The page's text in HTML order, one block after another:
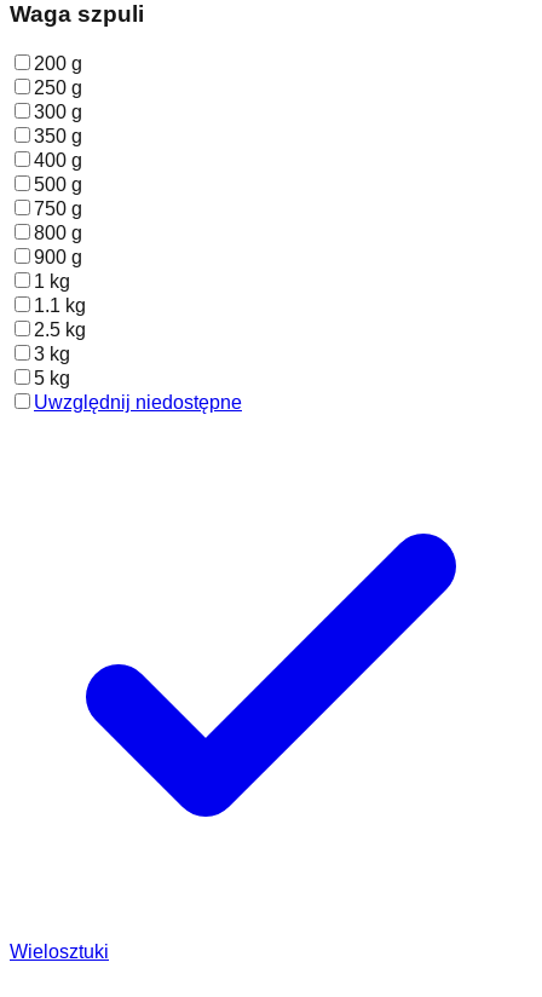
Waga szpuli
200 g
250 g
300 g
350 g
400 g
500 g
750 g
800 g
900 g
1 kg
1.1 kg
2.5 kg
3 kg
5 kg
Uwzględnij niedostępne
Wielosztuki